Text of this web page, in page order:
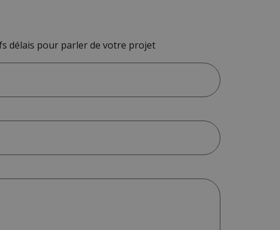
délais pour parler de votre projet